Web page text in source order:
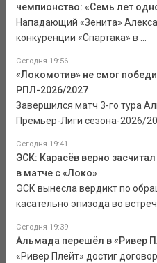
чемпионство: «Семь лет
Нападающий «Зенита»
конкуренции «Спартака» в ...
Сегодня 19:56
«Локомотив» не смог
РПЛ-2026/2027
Завершился матч 3-го тура
Премьер-Лиги сезона-2026/
Сегодня 19:41
ЭСК: Карасёв верно
в матче с «Локо»
ЭСК вынесла вердикт по
касательно эпизода во
Сегодня 19:39
Альмада перешёл в «Ривер
«Ривер Плейт» достиг